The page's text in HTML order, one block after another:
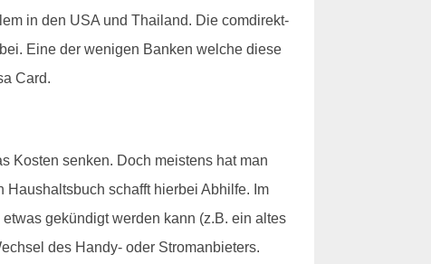
in den USA und Thailand. Die comdirekt-
Eine der wenigen Banken welche diese
Card.
Kosten senken. Doch meistens hat man
schafft hierbei Abhilfe. Im
gekündigt werden kann (z.B. ein altes
des Handy- oder Stromanbieters.